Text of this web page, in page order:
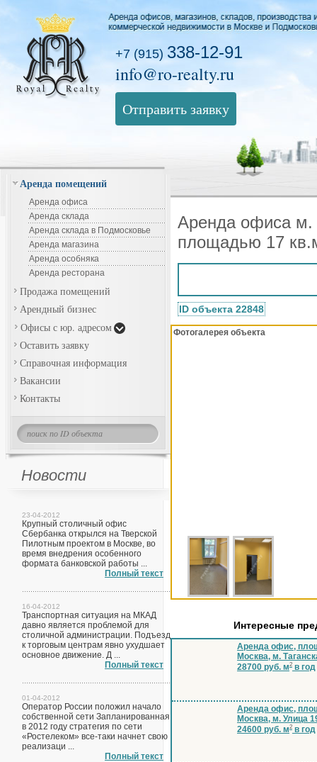
+7 (915) 338-12-91
info@ro-realty.ru
Отправить заявку
Аренда помещений
Аренда офиса
Аренда склада
Аренда склада в Подмосковье
Аренда магазина
Аренда особняка
Аренда ресторана
Продажа помещений
Арендный бизнес
Офисы с юр. адресом
Оставить заявку
Справочная информация
Вакансии
Контакты
Новости
23-04-2012
Крупный столичный офис
Сбербанка открылся на Тверской
Пилотным проектом в Москве, во
время внедрения особенного
формата банковской работы ...
Полный текст
16-04-2012
Транспортная ситуация на МКАД
давно является проблемой для
столичной администрации. Подъезд
к торговым центрам явно ухудшает
основное движение. Д ...
Полный текст
01-04-2012
Оператор России положил начало
собственной сети Запланированная
в 2012 году стратегия по сети
«Ростелеком» все-таки начнет свою
реализаци ...
Полный текст
Аренда офиса м.
площадью 17
ID объекта 22848
Фотогалерея объекта
Интересные
Аренда офис,
Москва, м.
28700 руб. м2 в год
Аренда офис,
Москва, м. Улица
24600 руб. м2 в год